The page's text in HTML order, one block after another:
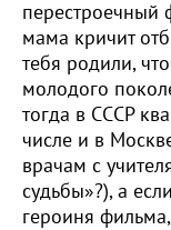
перестроечный
мама кричит
тебя родили,
молодого
тогда в СССР
числе и в
врачам с
судьбы»?), а
героиня